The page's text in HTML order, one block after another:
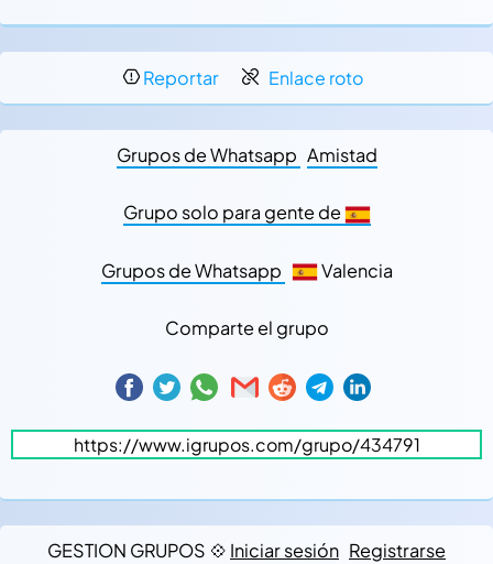
Reportar Enlace roto
Grupos de Whatsapp Amistad
Grupo solo para gente de
Grupos de Whatsapp Valencia
Comparte el grupo
GESTION GRUPOS 💠 Iniciar sesión Registrarse